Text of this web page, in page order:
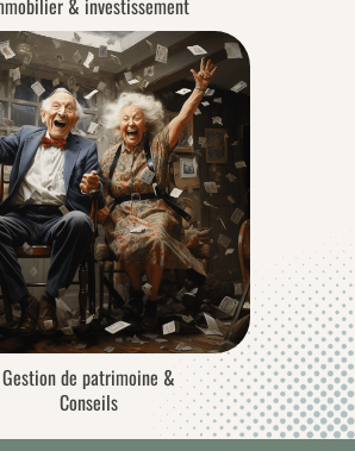
& investissement
Gestion de patrimoine &
Conseils